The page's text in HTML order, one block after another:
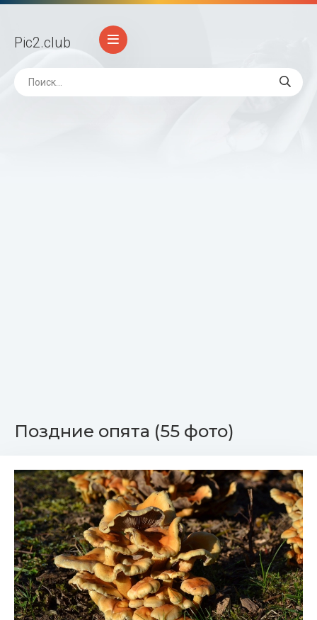
Pic2.club
Поздние опята (55 фото)